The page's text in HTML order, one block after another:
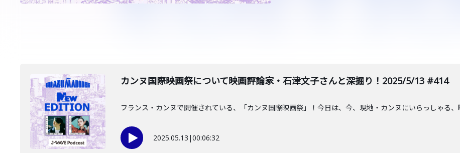
カンヌ国際映画祭について映画評論家・石津文子さんと深掘り！2025/5/13 #414
フランス・カンヌで開催されている、「カンヌ国際映画祭」！今日は、今、現地・カンヌにいらっしゃる
2025.05.13 |00:06:32